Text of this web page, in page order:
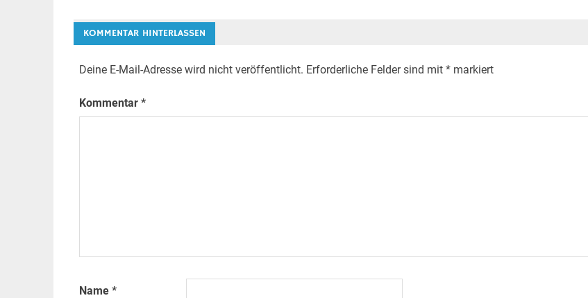
KOMMENTAR HINTERLASSEN
Deine E-Mail-Adresse wird nicht veröffentlicht. Erforderliche Felder sind mit *markiert
Kommentar *
Name *